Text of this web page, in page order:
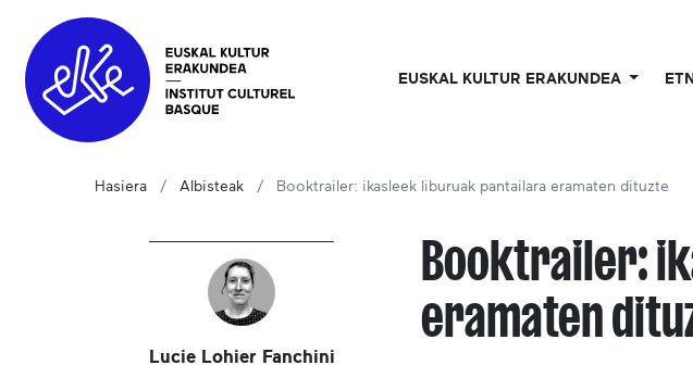
EUSKAL KULTUR ERAKUNDEA
Hasiera Albisteak Booktrailer: ikasleek liburuak pantailara eramaten dituzte
Lucie Lohier Fanchini
Booktrailer:
eramaten